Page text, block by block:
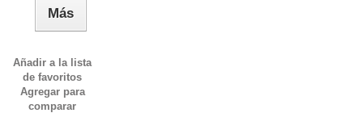
Más
Añadir a la lista
de favoritos
Agregar para
comparar